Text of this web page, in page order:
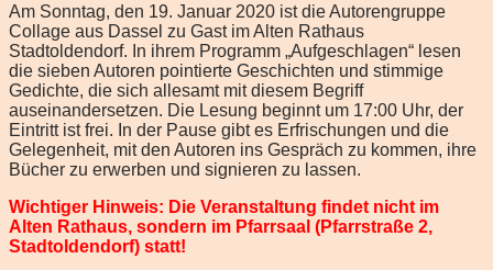
Am Sonntag, den 19. Januar 2020 ist die Autorengruppe
Collage aus Dassel zu Gast im Alten Rathaus
Stadtoldendorf. In ihrem Programm „Aufgeschlagen“ lesen
die sieben Autoren pointierte Geschichten und stimmige
Gedichte, die sich allesamt mit diesem Begriff
auseinandersetzen. Die Lesung beginnt um 17:00 Uhr, der
Eintritt ist frei. In der Pause gibt es Erfrischungen und die
Gelegenheit, mit den Autoren ins Gespräch zu kommen, ihre
Bücher zu erwerben und signieren zu lassen.
Wichtiger Hinweis: Die Veranstaltung findet nicht im
Alten Rathaus, sondern im Pfarrsaal (Pfarrstraße 2,
Stadtoldendorf) statt!